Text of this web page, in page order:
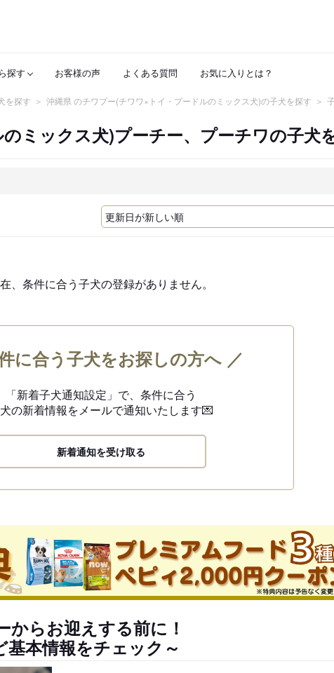
探す お客様の声 よくある質問 お気に入りとは？
を探す 沖縄県 のチワプー(チワワ×トイ・プードルのミックス犬)の子犬を探す
ミックス犬)プーチー、プーチワの子犬
、条件に合う子犬の登録がありません。
に合う子犬をお探しの方へ ／
「新着子犬通知設定」で、 条件に合う
の新着情報をメールで通知いたします💌
新着通知を受け取る
からお迎えする前に！
基本情報をチェック～